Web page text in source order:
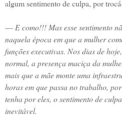
algum sentimento de culpa, por
— E como!!! Mas esse sentimento
naquela época em que a mulher
funções executivas. Nos dias de
normal, a presença maciça da
mais que a mãe monte uma
horas em que passa no trabalho,
tenha por eles, o sentimento de
inevitável.